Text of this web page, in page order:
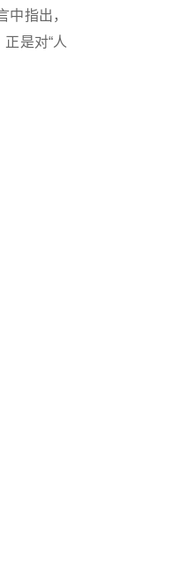
指出，
是对“人